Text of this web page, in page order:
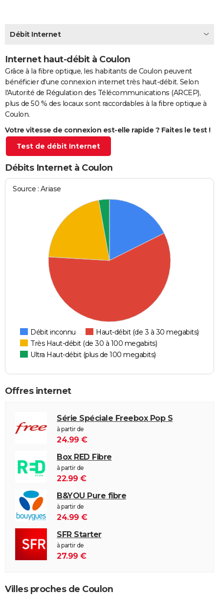
GUIDES D'ACHAT
CARTE DE VOEUX
Carte de Noël
Carte Bonne année
Carte Saint-Valentin
Carte Pâques
Carte d'anniversaire
DICTIONNAIRE
Biographies
Expressions
PROGRAMME TV
COPAINS D'AVANT
S'inscrire
Se connecter
Lycées
Collèges
Primaires
Universités
Entreprises
Service militaire
Avis de recherche
AVIS DE DÉCÈS
FORUM
Bricolage
Lifestyle
Culture
Sport
Auto
Television
Voyage
Cinema
Débit Internet
Internet haut-débit à Coulon
Grâce à la fibre optique, les habitants de Coulon peuvent
bénéficier d'une connexion internet très haut-débit. Selon
l'Autorité de Régulation des Télécommunications (ARCEP),
plus de 50 % des locaux sont raccordables à la fibre optique à
Coulon.
Votre vitesse de connexion est-elle rapide ? Faites le test !
Test de débit Internet
Débits Internet à Coulon
Source : Ariase
Débit inconnu
Haut-débit (de 3 à 30 megabits)
Très Haut-débit (de 30 à 100 megabits)
Ultra Haut-débit (plus de 100 megabits)
Offres internet
Série Spéciale Freebox Pop S
à partir de
24.99 €
Box RED Fibre
à partir de
22.99 €
B&YOU Pure fibre
à partir de
24.99 €
SFR Starter
à partir de
27.99 €
Villes proches de Coulon